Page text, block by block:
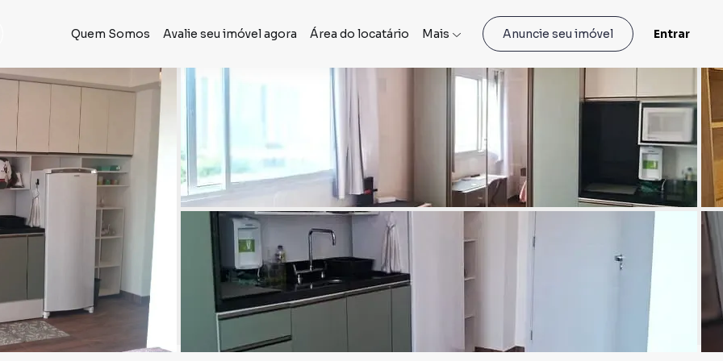
Quem Somos Avalie seu imóvel agora Área do locatário Mais Anuncie seu imóvel Entrar